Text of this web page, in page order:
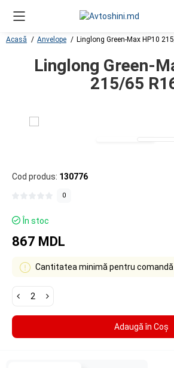
Acasă Anvelope Linglong Green-Max HP10
Linglong Green-
215/65
Cod produs: 130776
0
În stoc
867 MDL
Cantitatea minimă pentru comandă
Adaugă în Coş